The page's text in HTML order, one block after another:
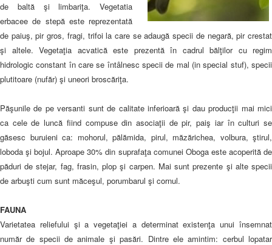
de baltă şi limbariţa. Vegetatia
erbacee de stepă este reprezentată
de paiuş, pir gros, fragi, trifoi la care se adaugă specii de negară, pir crestat
şi altele. Vegetaţia acvatică este prezentă în cadrul bălţilor cu regim
hidrologic constant în care se întâlnesc specii de mal (in special stuf), specii
plutitoare (nufăr) şi uneori broscăriţa.
Păşunile de pe versanti sunt de calitate inferioară şi dau producţii mai mici
ca cele de luncă fiind compuse din asociaţii de pir, paiş iar în culturi se
găsesc buruieni ca: mohorul, pălămida, pirul, măzărichea, volbura, ştirul,
loboda şi bojul. Aproape 30% din suprafaţa comunei Oboga este acoperită de
păduri de stejar, fag, frasin, plop şi carpen. Mai sunt prezente şi alte specii
de arbuşti cum sunt măceşul, porumbarul şi cornul.
FAUNA
Varietatea reliefului şi a vegetaţiei a determinat existenţa unui însemnat
număr de specii de animale şi pasări. Dintre ele amintim: cerbul lopatar